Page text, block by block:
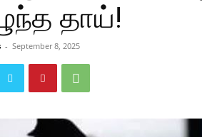
தாய்!
- September 8, 2025